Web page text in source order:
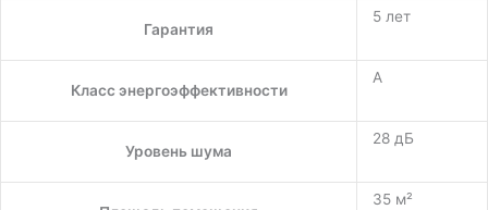
Гарантия
5 лет
Класс энергоэффективности
A
Уровень шума
28 дБ
35 м²